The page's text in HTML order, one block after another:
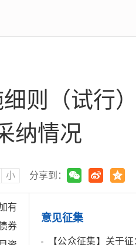
则（试行）
纳情况
小 分享到：
有
券
意见征集
【公众征集】关于